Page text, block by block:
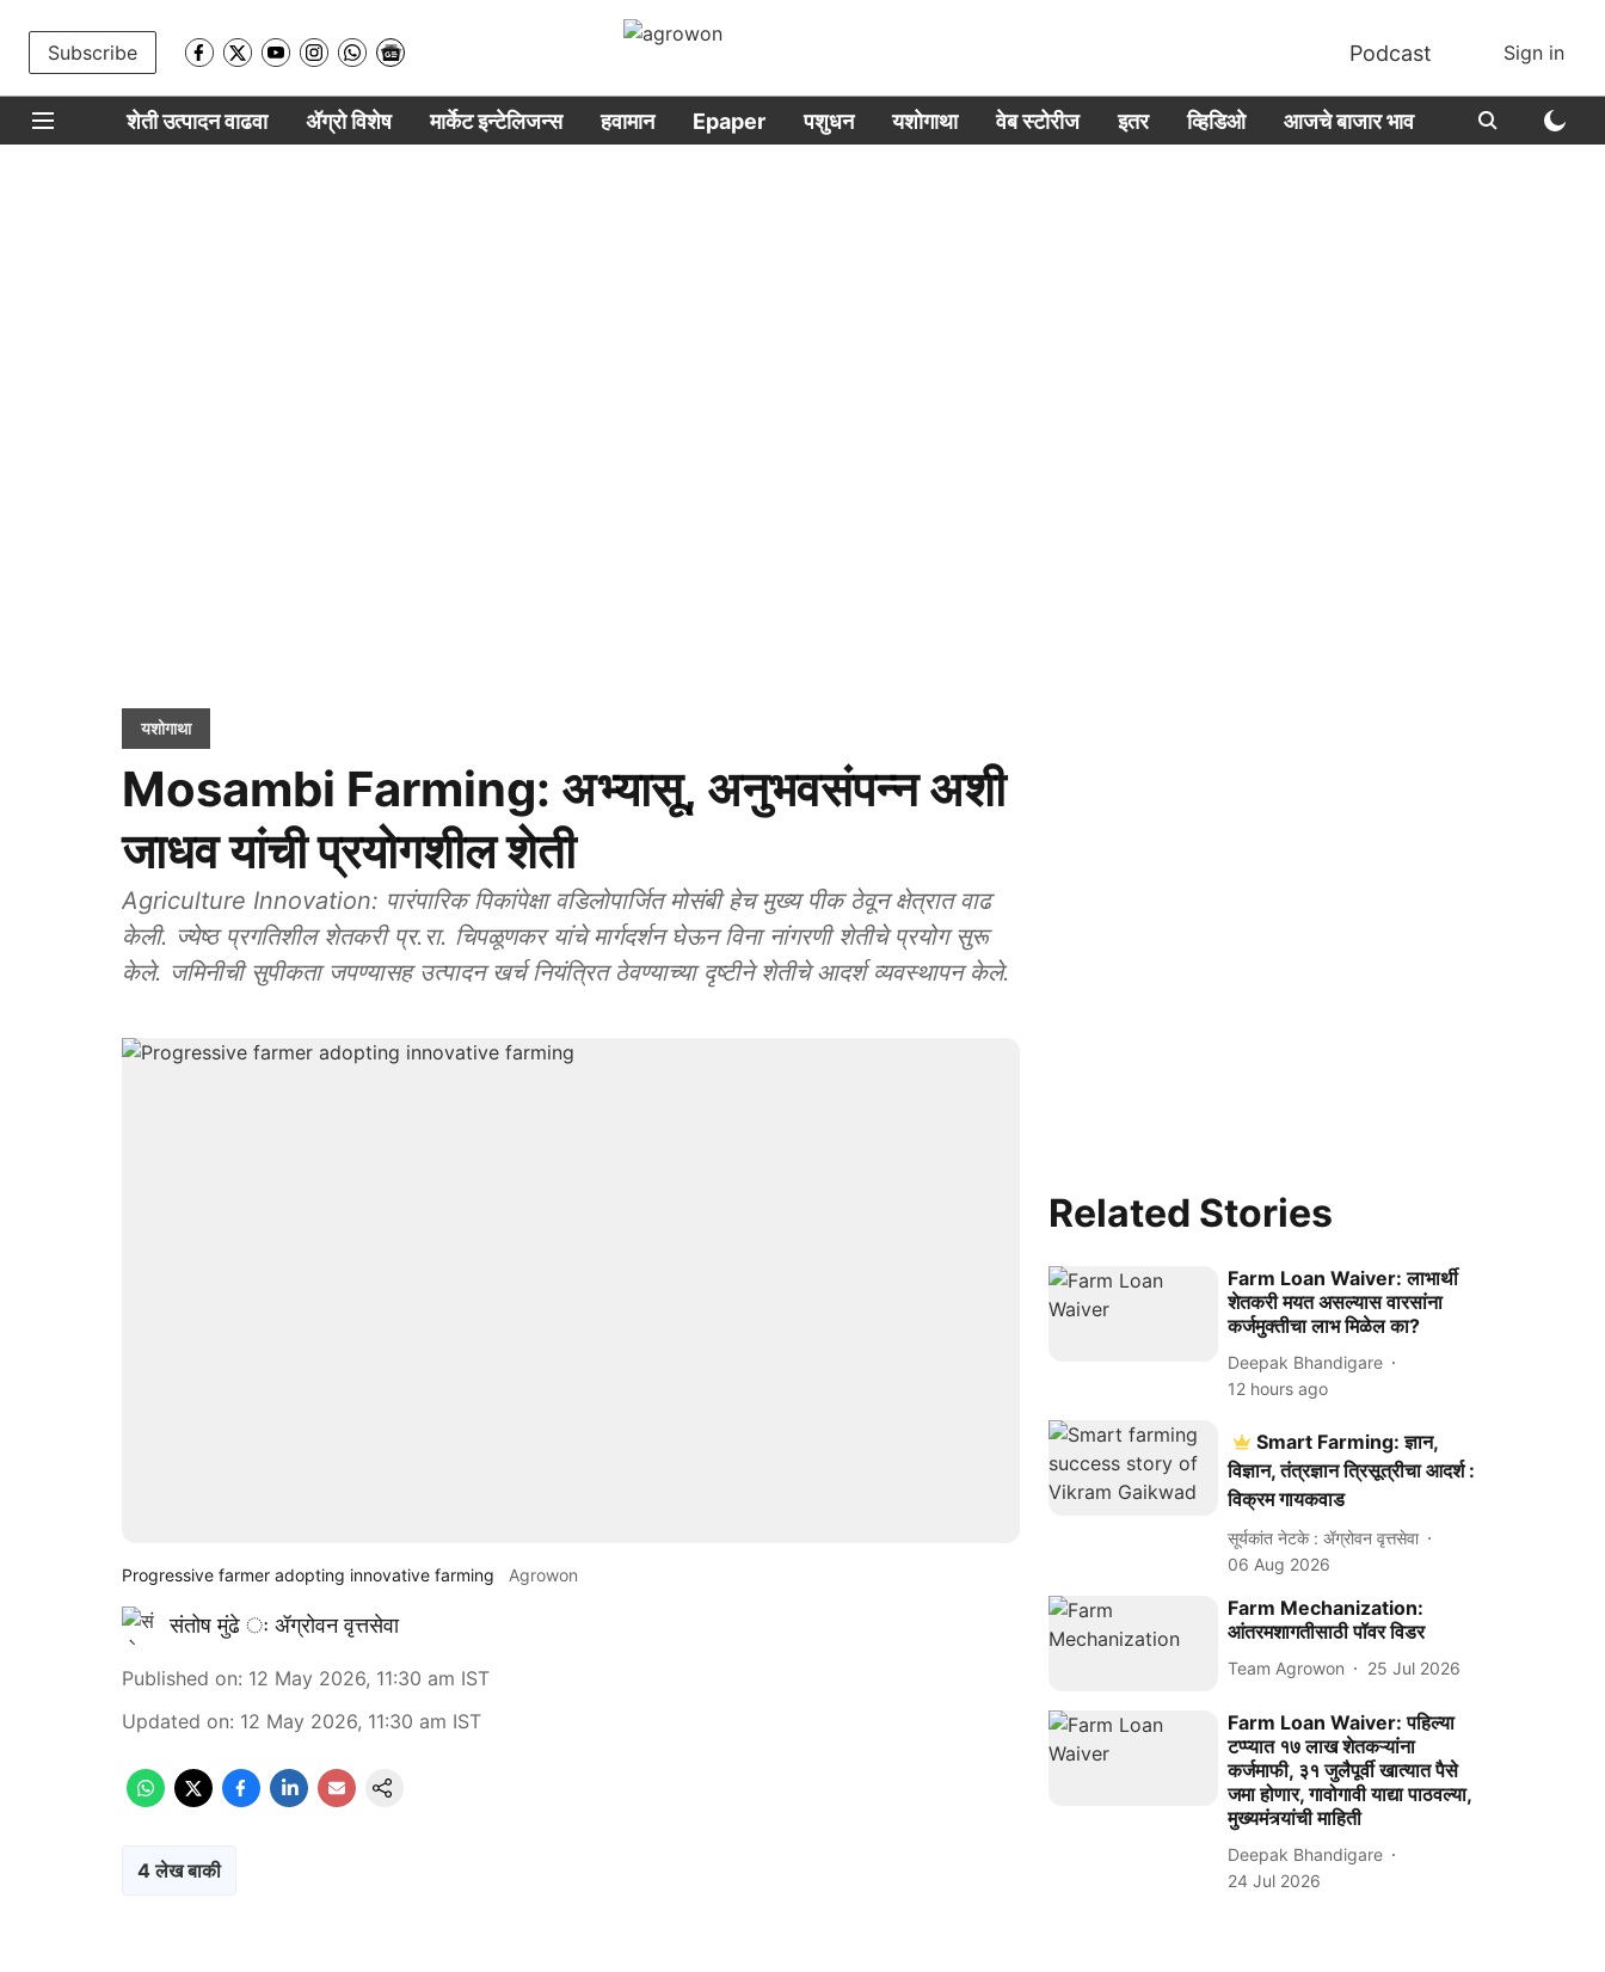
Subscribe Podcast Sign in
शेती उत्पादन वाढवा ॲग्रो विशेष मार्केट इन्टेलिजन्स हवामान Epaper पशुधन यशोगाथा वेब स्टोरीज इतर व्हिडिओ आजचे बाजार भाव
यशोगाथा
Mosambi Farming: अभ्यासू, अनुभवसंपन्न अशी
जाधव यांची प्रयोगशील शेती
Agriculture Innovation: पारंपारिक पिकांपेक्षा वडिलोपार्जित मोसंबी हेच मुख्य पीक ठेवून क्षेत्रात वाढ
केली. ज्येष्ठ प्रगतिशील शेतकरी प्र.रा. चिपळूणकर यांचे मार्गदर्शन घेऊन विना नांगरणी शेतीचे प्रयोग सुरू
केले. जमिनीची सुपीकता जपण्यासह उत्पादन खर्च नियंत्रित ठेवण्याच्या दृष्टीने शेतीचे आदर्श व्यवस्थापन केले.
Progressive farmer adopting innovative farming Agrowon
संतोष मुंढे ः ॲग्रोवन वृत्तसेवा
Published on: 12 May 2026, 11:30 am IST
Updated on: 12 May 2026, 11:30 am IST
4 लेख बाकी
Related Stories
Farm Loan Waiver: लाभार्थी
शेतकरी मयत असल्यास वारसांना
कर्जमुक्तीचा लाभ मिळेल का?
Deepak Bhandigare
12 hours ago
Smart Farming: ज्ञान,
विज्ञान, तंत्रज्ञान त्रिसूत्रीचा आदर्श :
विक्रम गायकवाड
सूर्यकांत नेटके : ॲग्रोवन वृत्तसेवा
06 Aug 2026
Farm Mechanization:
आंतरमशागतीसाठी पॉवर विडर
Team Agrowon 25 Jul 2026
Farm Loan Waiver: पहिल्या
टप्प्यात १७ लाख शेतकऱ्यांना
कर्जमाफी, ३१ जुलैपूर्वी खात्यात पैसे
जमा होणार, गावोगावी याद्या पाठवल्या,
मुख्यमंत्र्यांची माहिती
Deepak Bhandigare
24 Jul 2026